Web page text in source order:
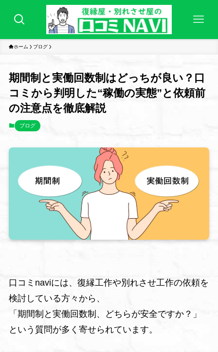
ホーム ブログ
期間制と実働回数制はどっちが良い？口
コミから判明した“稼働の実態”と依頼前
の注意点を徹底解説
ブログ
口コミnaviには、復縁工作や別れさせ工作の依頼を
検討している方々から、
「期間制と実働回数制、どちらが安全ですか？」
という質問が多く寄せられています。